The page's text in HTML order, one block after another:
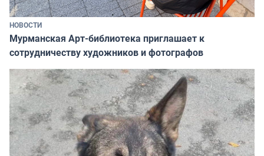
НОВОСТИ
Мурманская Арт-библиотека приглашает к
сотрудничеству художников и фотографов